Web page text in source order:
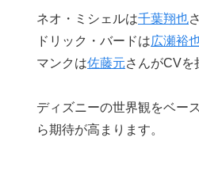
ネオ・ミシェルは千葉翔也
ドリック・バードは広瀬裕
マンクは佐藤元さんがCVを
ディズニーの世界観をベー
ら期待が高まります。